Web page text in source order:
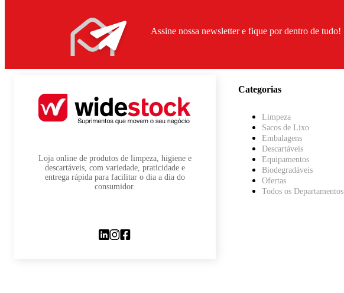
Assine nossa newsletter e fique por dentro de tudo!
Loja online de produtos de limpeza, higiene e
descartáveis, com variedade, praticidade e
entrega rápida para facilitar o dia a dia do
consumidor.
Categorias
Limpeza
Sacos de Lixo
Embalagens
Descartáveis
Equipamentos
Biodegradáveis
Ofertas
Todos os Departamentos